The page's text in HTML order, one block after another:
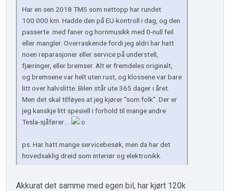
Har en sen 2018 TMS som nettopp har rundet
100.000 km. Hadde den på EU-kontroll i dag, og den
passerte med faner og hornmusikk med 0-null feil
eller mangler. Overraskende fordi jeg aldri har hatt
noen reparasjoner eller service på understell,
fjæringer, eller bremser. Alt er fremdeles originalt,
og bremsene var helt uten rust, og klossene var bare
litt over halvslitte. Bilen står ute 365 dager i året.
Men det skal tilføyes at jeg kjører "som folk". Der er
jeg kanskje litt spesiell i forhold til mange andre
Tesla-sjåfører....
ps. Har hatt mange servicebesøk, men da har det
hovedsaklig dreid som interiør og elektronikk.
Akkurat det samme med egen bil, har kjørt 120k